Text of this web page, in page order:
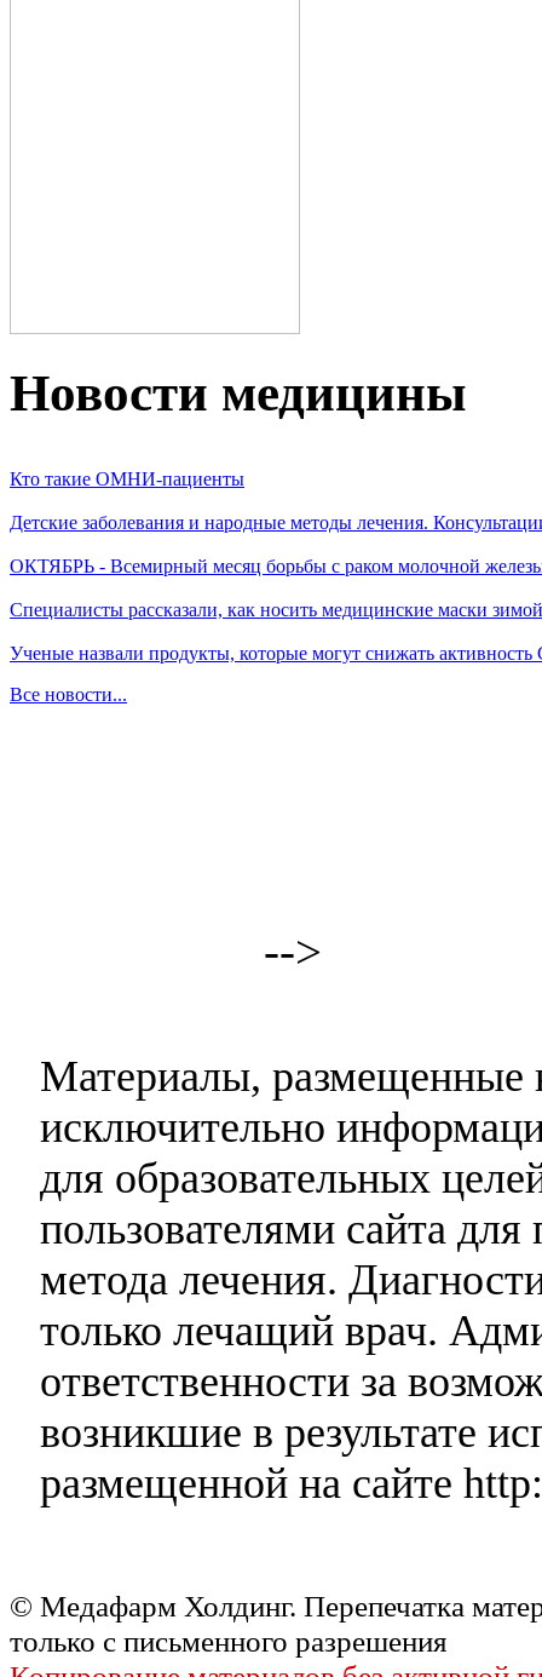
Новости медицины
Кто такие ОМНИ-пациенты
Детские заболевания и народные методы лечения.
ОКТЯБРЬ - Всемирный месяц борьбы с раком молочной
Специалисты рассказали, как носить медицинские маски зимой
Ученые назвали продукты, которые могут снижать
Все новости...
-->
Материалы, размещенные
исключительно
для образовательных
пользователями сайта
метода лечения.
только лечащий врач.
ответственности за
возникшие в результате
размещенной на сайте
© Медафарм Холдинг. Перепечатка
только с письменного разрешения